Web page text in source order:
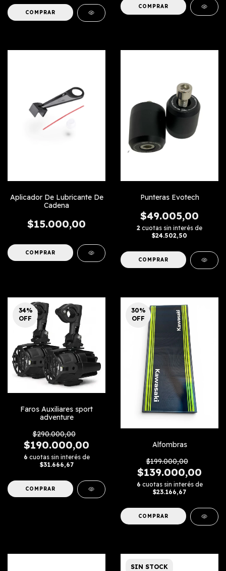
COMPRAR
Aplicador De Lubricante De
Cadena
$15.000,00
Punteras Evotech
$49.005,00
2 cuotas sin interés de
$24.502,50
COMPRAR
34%
OFF
Faros Auxiliares sport
adventure
$290.000,00
$190.000,00
6 cuotas sin interés de
$31.666,67
30%
OFF
Alfombras
$199.000,00
$139.000,00
6 cuotas sin interés de
$23.166,67
COMPRAR
SIN STOCK